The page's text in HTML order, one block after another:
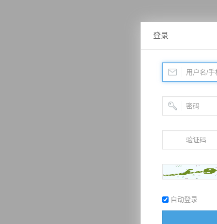
登录
自动登录